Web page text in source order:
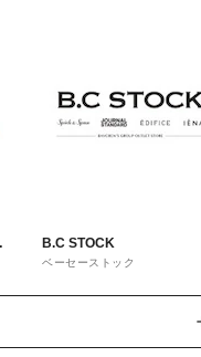
B.C STOCK
ベーセーストック